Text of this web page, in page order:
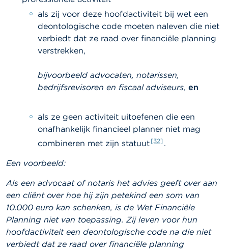
als zij voor deze hoofdactiviteit bij wet een
deontologische code moeten naleven die niet
verbiedt dat ze raad over financiële planning
verstrekken,
bijvoorbeeld advocaten, notarissen,
bedrijfsrevisoren en fiscaal adviseurs, en
als ze geen activiteit uitoefenen die een
onafhankelijk financieel planner niet mag
combineren met zijn statuut [32] .
Een voorbeeld:
Als een advocaat of notaris het advies geeft over aan
een cliënt over hoe hij zijn petekind een som van
10.000 euro kan schenken, is de Wet Financiële
Planning niet van toepassing. Zij leven voor hun
hoofdactiviteit een deontologische code na die niet
verbiedt dat ze raad over financiële planning